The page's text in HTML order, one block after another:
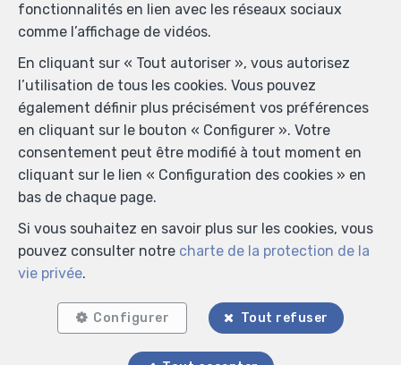
fonctionnalités en lien avec les réseaux sociaux
comme l’affichage de vidéos.
En cliquant sur « Tout autoriser », vous autorisez
l’utilisation de tous les cookies. Vous pouvez
également définir plus précisément vos préférences
en cliquant sur le bouton « Configurer ». Votre
consentement peut être modifié à tout moment en
cliquant sur le lien « Configuration des cookies » en
bas de chaque page.
Si vous souhaitez en savoir plus sur les cookies, vous
pouvez consulter notre charte de la protection de la
vie privée.
Configurer Tout refuser